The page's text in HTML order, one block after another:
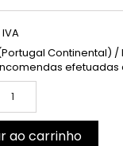
Continental) /
efetuadas
ao carrinho